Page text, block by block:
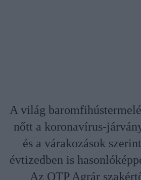
A világ
nőtt a koronavírus-
és a várakozások
évtizedben is
Az OTP Agrár